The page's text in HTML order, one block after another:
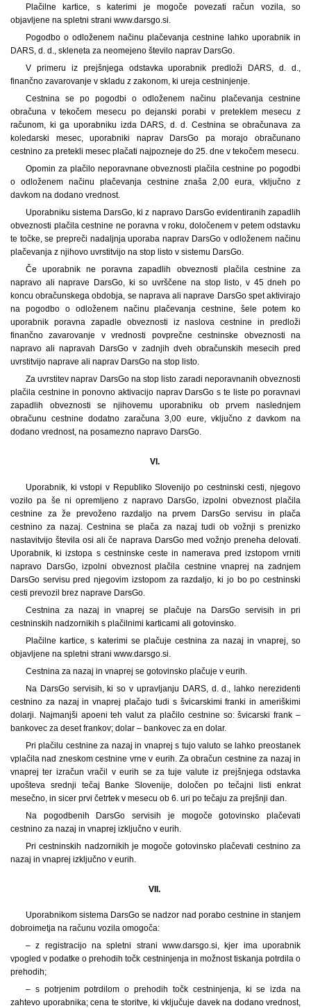
Plačilne kartice, s katerimi je mogoče povezati račun vozila, so
objavljene na spletni strani www.darsgo.si.
Pogodbo o odloženem načinu plačevanja cestnine lahko uporabnik in
DARS, d. d., skleneta za neomejeno število naprav DarsGo.
V primeru iz prejšnjega odstavka uporabnik predloži DARS, d. d.,
finančno zavarovanje v skladu z zakonom, ki ureja cestninjenje.
Cestnina se po pogodbi o odloženem načinu plačevanja cestnine
obračuna v tekočem mesecu po dejanski porabi v preteklem mesecu z
računom, ki ga uporabniku izda DARS, d. d. Cestnina se obračunava za
koledarski mesec, uporabniki naprav DarsGo pa morajo obračunano
cestnino za pretekli mesec plačati najpozneje do 25. dne v tekočem mesecu.
Opomin za plačilo neporavnane obveznosti plačila cestnine po pogodbi
o odloženem načinu plačevanja cestnine znaša 2,00 eura, vključno z
davkom na dodano vrednost.
Uporabniku sistema DarsGo, ki z napravo DarsGo evidentiranih zapadlih
obveznosti plačila cestnine ne poravna v roku, določenem v petem odstavku
te točke, se prepreči nadaljnja uporaba naprav DarsGo v odloženem načinu
plačevanja z njihovo uvrstitvijo na stop listo v sistemu DarsGo.
Če uporabnik ne poravna zapadlih obveznosti plačila cestnine za
napravo ali naprave DarsGo, ki so uvrščene na stop listo, v 45 dneh po
koncu obračunskega obdobja, se naprava ali naprave DarsGo spet aktivirajo
na pogodbo o odloženem načinu plačevanja cestnine, šele potem ko
uporabnik poravna zapadle obveznosti iz naslova cestnine in predloži
finančno zavarovanje v vrednosti povprečne cestninske obveznosti na
napravo ali napravah DarsGo v zadnjih dveh obračunskih mesecih pred
uvrstitvijo naprave ali naprav DarsGo na stop listo.
Za uvrstitev naprav DarsGo na stop listo zaradi neporavnanih obveznosti
plačila cestnine in ponovno aktivacijo naprav DarsGo s te liste po poravnavi
zapadlih obveznosti se njihovemu uporabniku ob prvem naslednjem
obračunu cestnine dodatno zaračuna 3,00 eure, vključno z davkom na
dodano vrednost, na posamezno napravo DarsGo.
VI.
Uporabnik, ki vstopi v Republiko Slovenijo po cestninski cesti, njegovo
vozilo pa še ni opremljeno z napravo DarsGo, izpolni obveznost plačila
cestnine za že prevoženo razdaljo na prvem DarsGo servisu in plača
cestnino za nazaj. Cestnina se plača za nazaj tudi ob vožnji s prenizko
nastavitvijo števila osi ali če naprava DarsGo med vožnjo preneha delovati.
Uporabnik, ki izstopa s cestninske ceste in namerava pred izstopom vrniti
napravo DarsGo, izpolni obveznost plačila cestnine vnaprej na zadnjem
DarsGo servisu pred njegovim izstopom za razdaljo, ki jo bo po cestninski
cesti prevozil brez naprave DarsGo.
Cestnina za nazaj in vnaprej se plačuje na DarsGo servisih in pri
cestninskih nadzornikih s plačilnimi karticami ali gotovinsko.
Plačilne kartice, s katerimi se plačuje cestnina za nazaj in vnaprej, so
objavljene na spletni strani www.darsgo.si.
Cestnina za nazaj in vnaprej se gotovinsko plačuje v eurih.
Na DarsGo servisih, ki so v upravljanju DARS, d. d., lahko nerezidenti
cestnino za nazaj in vnaprej plačajo tudi s švicarskimi franki in ameriškimi
dolarji. Najmanjši apoeni teh valut za plačilo cestnine so: švicarski frank –
bankovec za deset frankov; dolar – bankovec za en dolar.
Pri plačilu cestnine za nazaj in vnaprej s tujo valuto se lahko preostanek
vplačila nad zneskom cestnine vrne v eurih. Za obračun cestnine za nazaj in
vnaprej ter izračun vračil v eurih se za tuje valute iz prejšnjega odstavka
upošteva srednji tečaj Banke Slovenije, določen po tečajni listi enkrat
mesečno, in sicer prvi četrtek v mesecu ob 6. uri po tečaju za prejšnji dan.
Na pogodbenih DarsGo servisih je mogoče gotovinsko plačevati
cestnino za nazaj in vnaprej izključno v eurih.
Pri cestninskih nadzornikih je mogoče gotovinsko plačevati cestnino za
nazaj in vnaprej izključno v eurih.
VII.
Uporabnikom sistema DarsGo se nadzor nad porabo cestnine in stanjem
dobroimetja na računu vozila omogoča:
– z registracijo na spletni strani www.darsgo.si, kjer ima uporabnik
vpogled v podatke o prehodih točk cestninjenja in možnost tiskanja potrdila o
prehodih;
– s potrjenim potrdilom o prehodih točk cestninjenja, ki se izda na
zahtevo uporabnika; cena te storitve, ki vključuje davek na dodano vrednost,